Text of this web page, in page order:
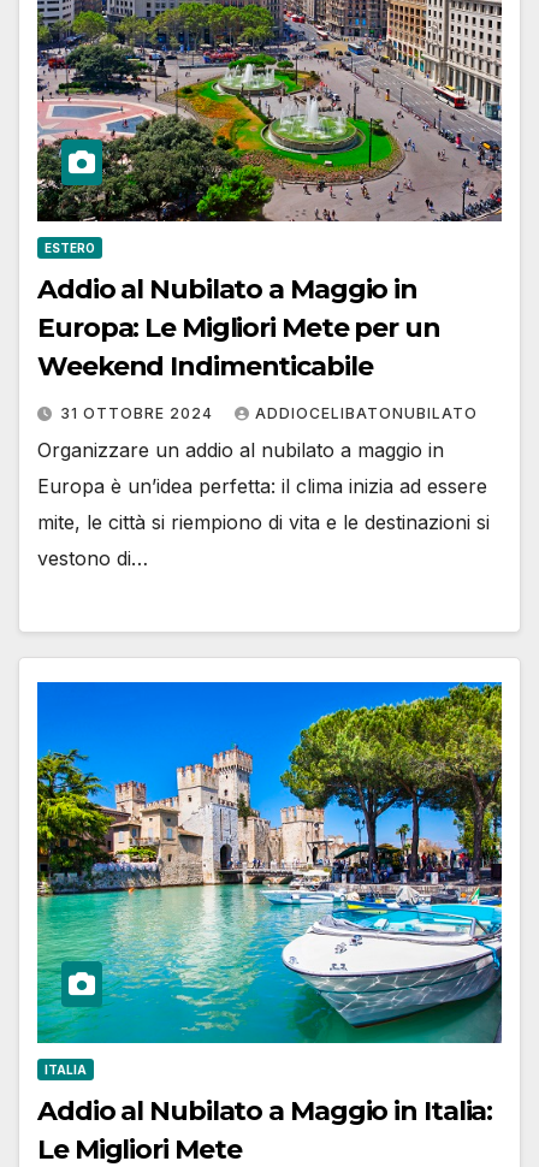
ESTERO
Addio al Nubilato a Maggio in
Europa: Le Migliori Mete per un
Weekend Indimenticabile
31 OTTOBRE 2024 ADDIOCELIBATONUBILATO
Organizzare un addio al nubilato a maggio in
Europa è un’idea perfetta: il clima inizia ad essere
mite, le città si riempiono di vita e le destinazioni si
vestono di…
ITALIA
Addio al Nubilato a Maggio in Italia:
Le Migliori Mete